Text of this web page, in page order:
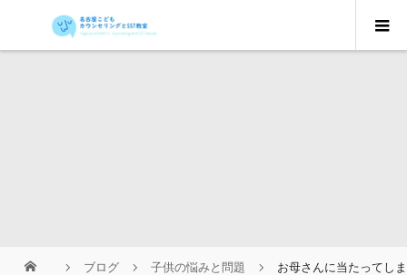
ブログ 子供の悩みと問題 お母さんに当たってし